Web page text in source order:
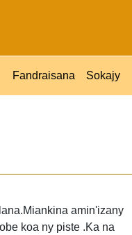
Fandraisana Sokajy
amin'izany
koa ny piste .Ka na